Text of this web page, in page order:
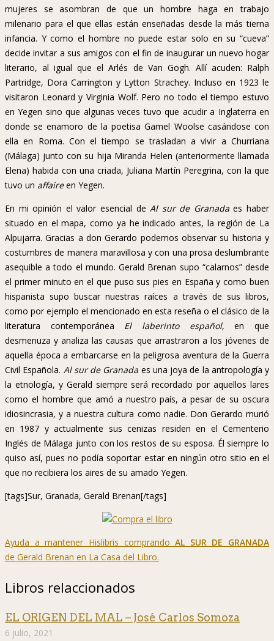
mujeres se asombran de que un hombre haga en trabajo
milenario para el que ellas están enseñadas desde la más tierna
infancia. Y como el hombre no puede estar solo en su “cueva”
decide invitar a sus amigos con el fin de inaugurar un nuevo hogar
literario, al igual que el Arlés de Van Gogh. Allí acuden: Ralph
Partridge, Dora Carrington y Lytton Strachey. Incluso en 1923 le
visitaron Leonard y Virginia Wolf. Pero no todo el tiempo estuvo
en Yegen sino que algunas veces tuvo que acudir a Inglaterra en
donde se enamoro de la poetisa Gamel Woolse casándose con
ella en Roma. Con el tiempo se trasladan a vivir a Churriana
(Málaga) junto con su hija Miranda Helen (anteriormente llamada
Elena) habida con una criada, Juliana Martín Peregrina, con la que
tuvo un affaireen Yegen.
En mi opinión el valor esencial deAl sur de Granadaes haber
situado en el mapa, como ya he indicado antes, la región de La
Alpujarra. Gracias a don Gerardo podemos observar su historia y
costumbres de manera maravillosa y con una prosa deslumbrante
asequible a todo el mundo. Gerald Brenan supo “calarnos” desde
el primer minuto en el que puso sus pies en España y como buen
hispanista supo buscar nuestras raíces a través de sus libros,
como por ejemplo el mencionado en esta reseña o el clásico de la
literatura contemporánea El laberinto español, en que
desmenuza y analiza las causas que arrastraron a los jóvenes de
aquella época a embarcarse en la peligrosa aventura de la Guerra
Civil Española. Al sur de Granada es una joya de la antropología y
la etnología, y Gerald siempre será recordado por aquellos lares
como el hombre que amó a nuestro país, a pesar de su oscura
idiosincrasia, y a nuestra cultura como nadie. Don Gerardo murió
en 1987 y actualmente sus cenizas residen en el Cementerio
Inglés de Málaga junto con los restos de su esposa. Él siempre lo
quiso así, pues no podía soportar estar en ningún otro sitio en el
que no recibiera los aires de su amado Yegen.
[tags]Sur, Granada, Gerald Brenan[/tags]
Ayuda a mantener Hislibris comprandoAL SUR DE GRANADA
de Gerald Brenan en La Casa del Libro.
Libros relaccionados
EL ORIGEN DEL MAL – José Carlos Somoza
6 julio, 2021